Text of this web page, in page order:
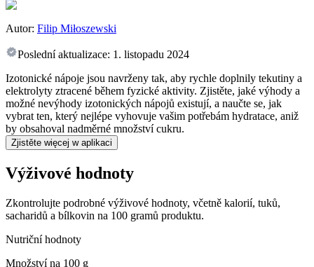
Autor: Filip Miłoszewski
Poslední aktualizace: 1. listopadu 2024
Izotonické nápoje jsou navrženy tak, aby rychle doplnily tekutiny a
elektrolyty ztracené během fyzické aktivity. Zjistěte, jaké výhody a
možné nevýhody izotonických nápojů existují, a naučte se, jak
vybrat ten, který nejlépe vyhovuje vašim potřebám hydratace, aniž
by obsahoval nadměrné množství cukru.
Zjistěte więcej w aplikaci
Výživové hodnoty
Zkontrolujte podrobné výživové hodnoty, včetně kalorií, tuků,
sacharidů a bílkovin na 100 gramů produktu.
Nutriční hodnoty
Množství na 100 g